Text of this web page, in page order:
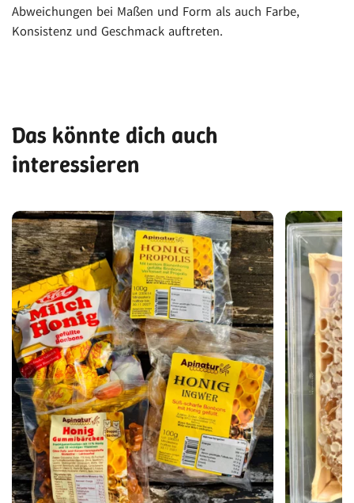
Abweichungen bei Maßen und Form als auch Farbe,
Konsistenz und Geschmack auftreten.
Das könnte dich auch
interessieren